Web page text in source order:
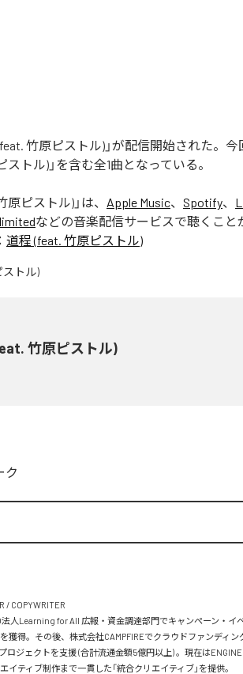
竹原ピストル)」が配信開始された。
ストル)」を含む全1曲となっている。
原ピストル) 」は、 Apple Music、 Spotify、
などの音楽配信サービスで聴くこと
道程 (feat. 竹原ピストル)
竹原ピストル)
ク
/ COPYWRITER
法人Learning for All 広報・資金調達部門でキャンペーン・イ
獲得。その後、株式会社CAMPFIREでクラウドファンディ
ロジェクトを支援 (合計流通金額5億円以上) 。現在は
イティブ制作まで一貫した「統合クリエイティブ」を提供。